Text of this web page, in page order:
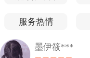
服务热情
墨伊筱***